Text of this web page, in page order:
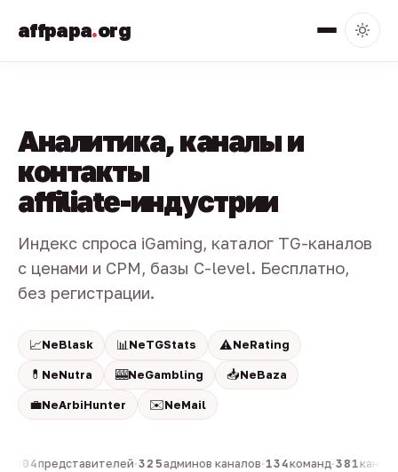
affpapa.org
Аналитика, каналы и
контакты
affiliate-индустрии
Индекс спроса iGaming, каталог TG-каналов
с ценами и CPM, базы C-level. Бесплатно,
без регистрации.
📈NeBlask 📊 NeTGStats ⚠️NeRating
💊 NeNutra 🎰NeGambling 📥NeBaza
💼NeArbiHunter ✉️NeMail
804представителей·325админов каналов·134команд·381